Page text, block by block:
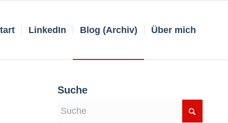
LinkedIn Blog (Archiv) Über mich
Suche